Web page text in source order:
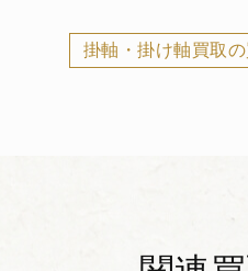
掛軸・掛け軸買取